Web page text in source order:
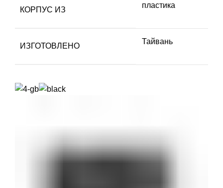
КОРПУС ИЗ
пластика
ИЗГОТОВЛЕНО
Тайвань